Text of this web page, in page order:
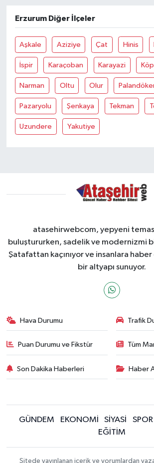
Erzurum Diğer İlçeler
Aşkale Aziziye Çat Hinis
İspir Karaçoban Karayazi
Narman Oltu Olur
Pazaryolu Şenkaya Tekman
Uzundere Yakutiye
atasehirwebcom, yepyeni
buluştururken, sadelik ve modernizmi
Şatafattan kaçınıyor ve insanlara
bir altyapı sunuyor.
Hava Durumu Trafik
Puan Durumu ve Fikstür Tüm
Son Dakika Haberleri Haber
GÜNDEM EKONOMİ SİYASİ SPOR
EĞİTİM
Sitede yayınlanan içerik ve yorumlardan